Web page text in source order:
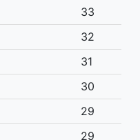
33
32
31
30
29
29